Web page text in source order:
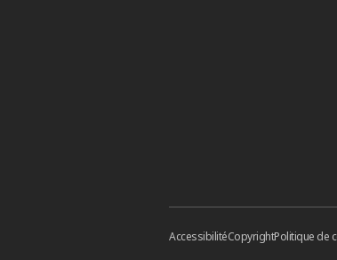
AccessibilitéCopyrightPolitique de